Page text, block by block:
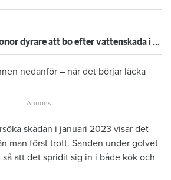
600 kronor dyrare att bo efter vattenskada i Varberg
nedanför – när det börjar läcka
skadan i januari 2023 visar det
man först trott. Sanden under golvet
att det spridit sig in i både kök och